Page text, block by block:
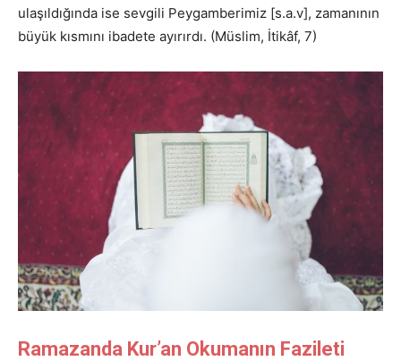
ulaşıldığında ise sevgili Peygamberimiz [s.a.v], zamanının
büyük kısmını ibadete ayırırdı. (Müslim, İtikâf, 7)
Ramazanda Kur’an Okumanın Fazileti